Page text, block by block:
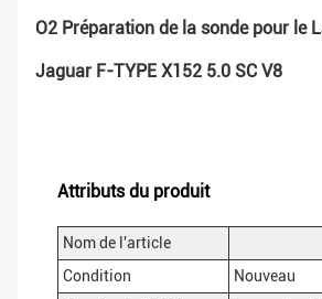
O2 Préparation de la sonde pour le
Jaguar F-TYPE X152 5.0 SC V8
Attributs du produit
Nom de l'article
Condition
Nouveau